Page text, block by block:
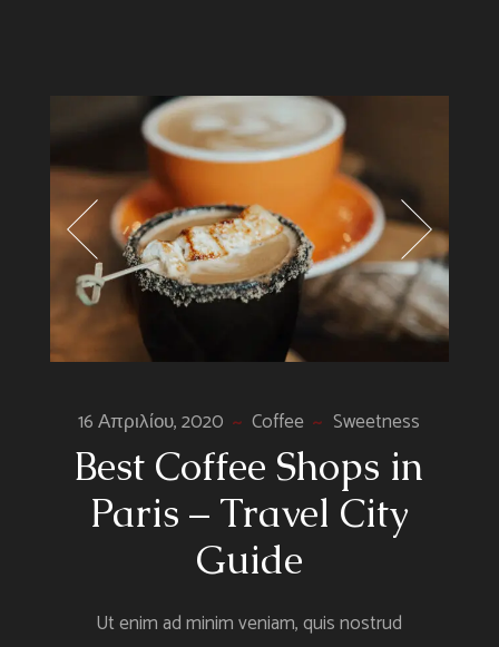
16 Απριλίου, 2020 Coffee Sweetness
Best Coffee Shops in
Paris – Travel City
Guide
Ut enim ad minim veniam, quis nostrud